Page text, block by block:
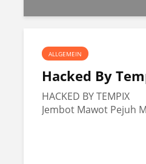
ALLGEMEIN
Hacked By
HACKED BY TEMPIX
Jembot Mawot Pejuh